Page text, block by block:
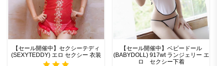
【セール開催中】セクシーテディ
(SEXYTEDDY) エロ セクシー 衣装
【セール開催中】ベビードール
(BABYDOLL) 917wt ランジェリー エ
ロ セクシー下着